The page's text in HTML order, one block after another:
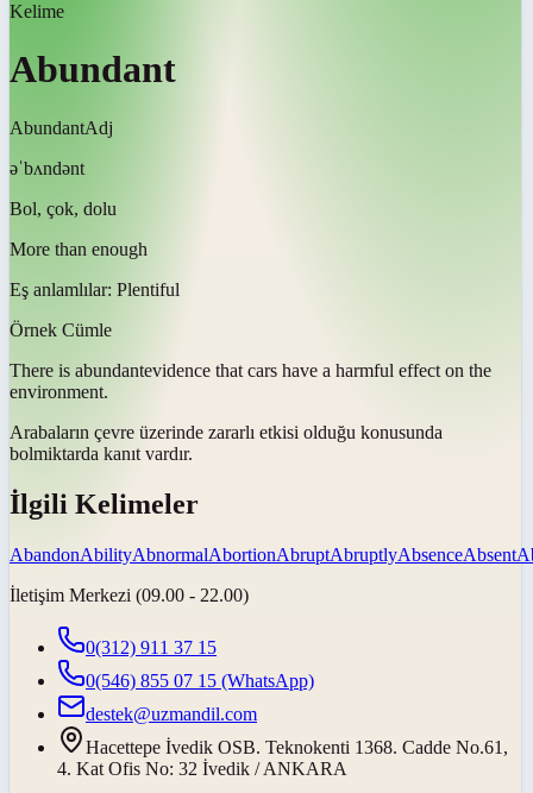
Kelime
Abundant
AbundantAdj
əˈbʌndənt
Bol, çok, dolu
More than enough
Eş anlamlılar: Plentiful
Örnek Cümle
There is abundantevidence that cars have a harmful effect on the
environment.
Arabaların çevre üzerinde zararlı etkisi olduğu konusunda
bolmiktarda kanıt vardır.
İlgili Kelimeler
AbandonAbilityAbnormalAbortionAbruptAbruptlyAbsenceAbsent
İletişim Merkezi (09.00 - 22.00)
0(312) 911 37 15
0(546) 855 07 15 (WhatsApp)
destek@uzmandil.com
Hacettepe İvedik OSB. Teknokenti 1368. Cadde No.61,
4. Kat Ofis No: 32 İvedik / ANKARA